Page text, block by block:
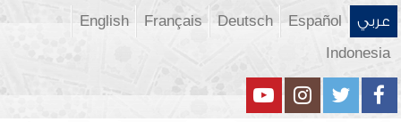
عربي Español
Deutsch
Français
English
Indonesia